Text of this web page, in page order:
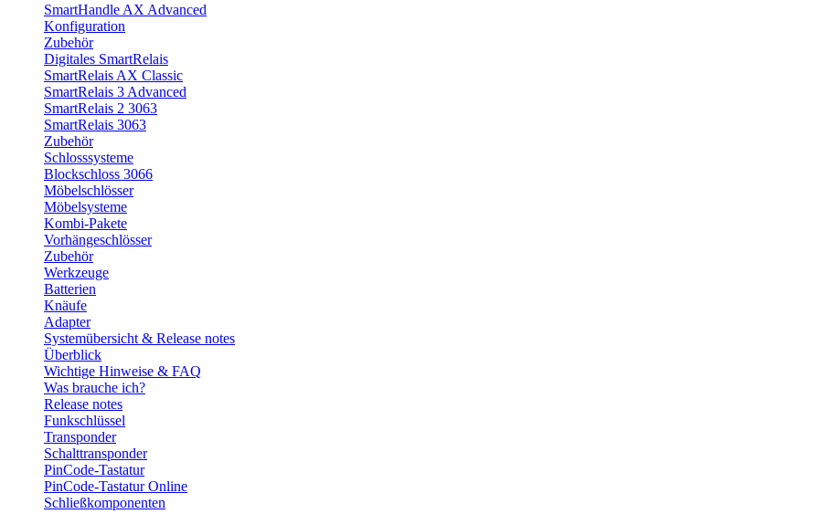
SmartHandle AX Advanced
Konfiguration
Zubehör
Digitales SmartRelais
SmartRelais AX Classic
SmartRelais 3 Advanced
SmartRelais 2 3063
SmartRelais 3063
Zubehör
Schlosssysteme
Blockschloss 3066
Möbelschlösser
Möbelsysteme
Kombi-Pakete
Vorhängeschlösser
Zubehör
Werkzeuge
Batterien
Knäufe
Adapter
Systemübersicht & Release notes
Überblick
Wichtige Hinweise & FAQ
Was brauche ich?
Release notes
Funkschlüssel
Transponder
Schalttransponder
PinCode-Tastatur
PinCode-Tastatur Online
Schließkomponenten